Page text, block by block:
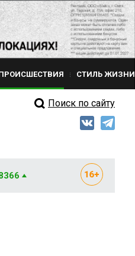
СТИЛЬ ЖИЗНИ
Поиск по сайту